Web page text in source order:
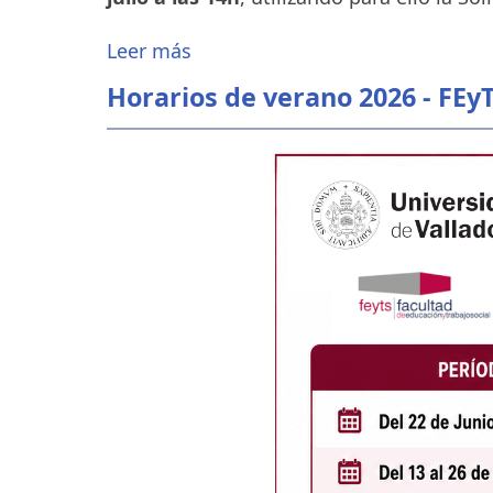
Leer más
Horarios de verano 2026 -